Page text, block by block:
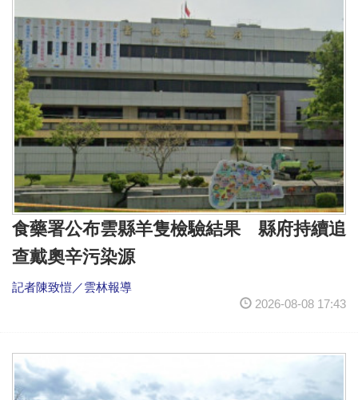
食藥署公布雲縣羊隻檢驗結果 縣府持續追
查戴奧辛污染源
記者陳致愷／雲林報導
2026-08-08 17:43